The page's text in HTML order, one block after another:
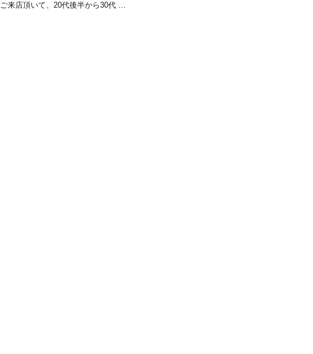
ご来店頂いて、20代後半から30代 …